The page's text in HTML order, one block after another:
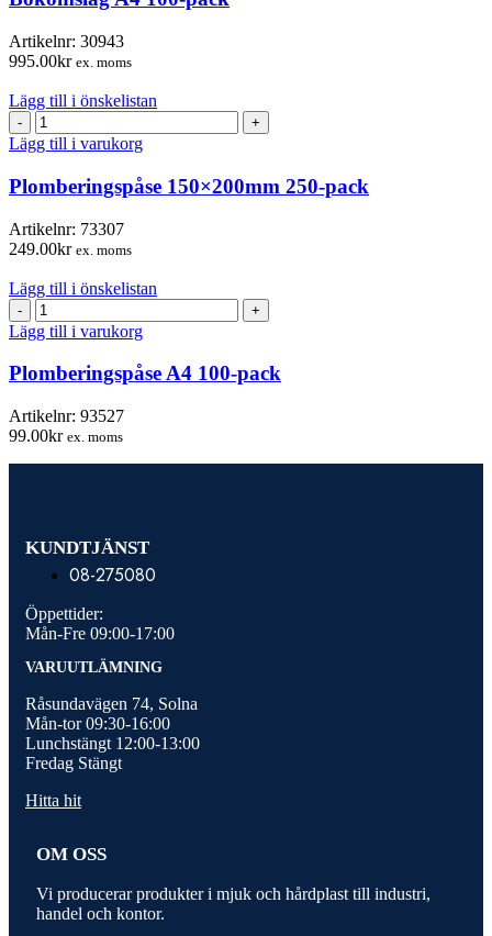
mängd
Artikelnr: 30943
995.00kr ex. moms
Lägg till i önskelistan
Plomberingspåse
150×200mm
250-
pack
mängd
Lägg till i varukorg
Plomberingspåse 150×200mm 250-pack
Artikelnr: 73307
249.00kr ex. moms
Lägg till i önskelistan
Plomberingspåse
A4
100-
pack
mängd
Lägg till i varukorg
Plomberingspåse A4 100-pack
Artikelnr: 93527
99.00kr ex. moms
KUNDTJÄNST
08-275080
Öppettider:
Mån-Fre 09:00-17:00
VARUUTLÄMNING
Råsundavägen 74, Solna
Mån-tor 09:30-16:00
Lunchstängt 12:00-13:00
Fredag Stängt
Hitta hit
OM OSS
Vi producerar produkter i mjuk och hårdplast till industri,
handel och kontor.